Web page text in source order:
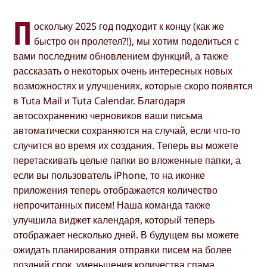
П оскольку 2025 год подходит к концу (как же
быстро он пролетел?!), мы хотим поделиться с
вами последним обновлением функций, а также
рассказать о некоторых очень интересных новых
возможностях и улучшениях, которые скоро появятся
в Tuta Mail и Tuta Calendar. Благодаря
автосохранению черновиков ваши письма
автоматически сохраняются на случай, если что-то
случится во время их создания. Теперь вы можете
перетаскивать целые папки во вложенные папки, а
если вы пользователь iPhone, то на иконке
приложения теперь отображается количество
непрочитанных писем! Наша команда также
улучшила виджет календаря, который теперь
отображает несколько дней. В будущем вы можете
ожидать планирования отправки писем на более